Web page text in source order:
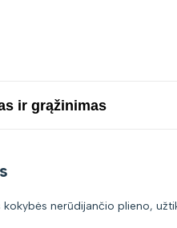
ir grąžinimas
nerūdijančio plieno,